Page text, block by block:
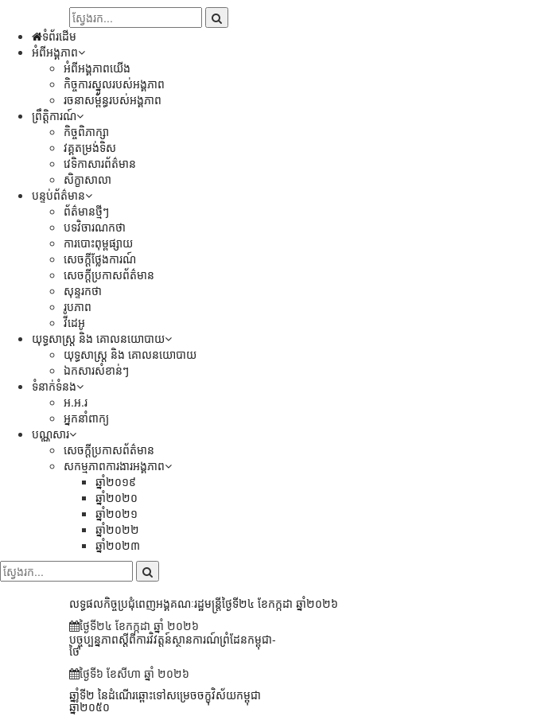
ទំព័រដើម
អំពីអង្គភាព
អំពីអង្គភាពយើង
កិច្ចការស្នូលរបស់អង្គភាព
រចនាសម្ព័ន្ធរបស់អង្គភាព
ព្រឹត្តិការណ៍
កិច្ចពិភាក្សា
វគ្គតម្រង់ទិស
វេទិកាសារព័ត៌មាន
សិក្ខាសាលា
បន្ទប់ព័ត៌មាន
ព័ត៌មានថ្មីៗ
បទវិចារណកថា
ការបោះពុម្ពផ្សាយ
សេចក្តីថ្លែងការណ៍
សេចក្ដីប្រកាសព័ត៌មាន
សុន្ទរកថា
រូបភាព
វីដេអូ
យុទ្ធសាស្រ្ត និង គោលនយោបាយ
យុទ្ធសាស្រ្ត និង គោលនយោបាយ
ឯកសារសំខាន់ៗ
ទំនាក់ទំនង
អ.អ.រ
អ្នកនាំពាក្យ
បណ្ណសារ
សេចក្តីប្រកាសព័ត៌មាន
សកម្មភាពការងារអង្គភាព
ឆ្នាំ២០១៩
ឆ្នាំ២០២០
ឆ្នាំ២០២១
ឆ្នាំ២០២២
ឆ្នាំ២០២៣
លទ្ធផលកិច្ចប្រជុំពេញអង្គគណៈរដ្ឋមន្រ្តីថ្ងៃទី២៤ ខែកក្កដា ឆ្នាំ២០២៦
ថ្ងៃទី២៤ ខែ​កក្កដា ឆ្នាំ ២០២៦
បច្ចុប្បន្នភាពស្ដីពីការវិវត្តន៍ស្ថានការណ៍ព្រំដែនកម្ពុជា-
ថៃ
ថ្ងៃទី៦ ខែ​សីហា ឆ្នាំ ២០២៦
ឆ្នាំទី២ នៃដំណើរឆ្ពោះទៅសម្រេច​ចក្ខុវិស័យ​កម្ពុជា
ឆ្នាំ២០៥០